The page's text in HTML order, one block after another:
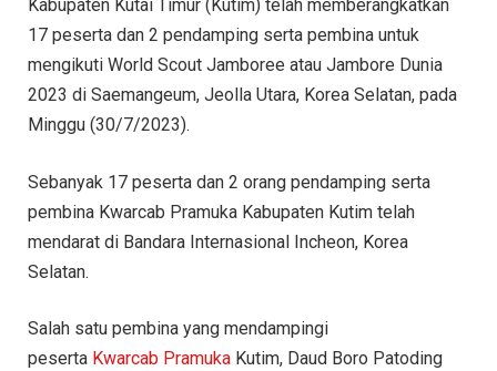
Kabupaten Kutai Timur (Kutim) telah memberangkatkan
17 peserta dan 2 pendamping serta pembina untuk
mengikuti World Scout Jamboree atau Jambore Dunia
2023 di Saemangeum, Jeolla Utara, Korea Selatan, pada
Minggu (30/7/2023).
Sebanyak 17 peserta dan 2 orang pendamping serta
pembina Kwarcab Pramuka Kabupaten Kutim telah
mendarat di Bandara Internasional Incheon, Korea
Selatan.
Salah satu pembina yang mendampingi
peserta Kwarcab Pramuka Kutim, Daud Boro Patoding